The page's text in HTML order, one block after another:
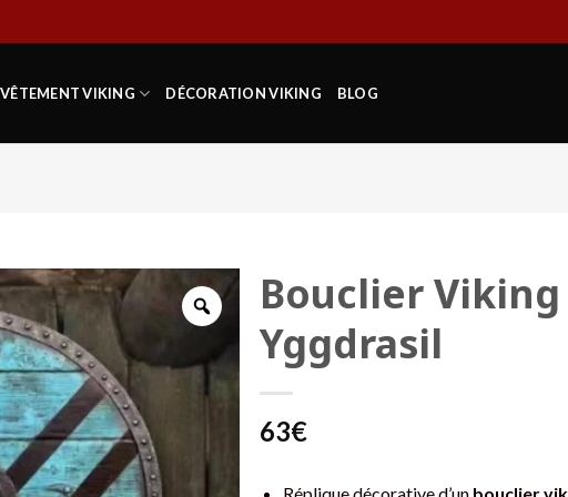
VÊTEMENT VIKING DÉCORATION VIKING BLOG
Bouclier
Yggdrasil
63€